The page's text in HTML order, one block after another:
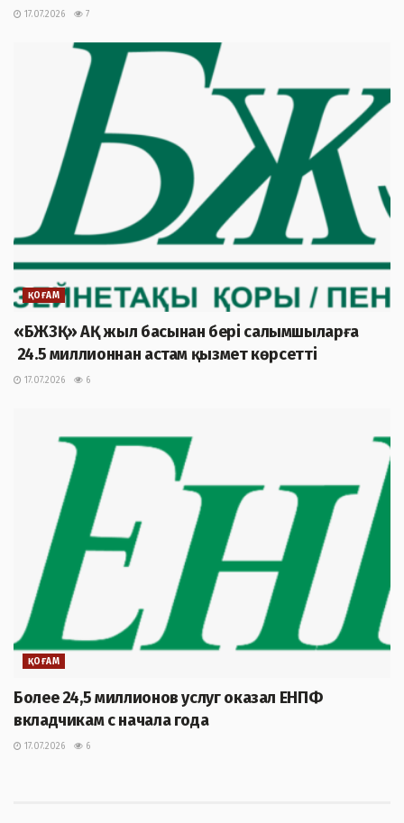
17.07.2026 7
ҚОҒАМ
«БЖЗҚ» АҚ жыл басынан бері салымшыларға
24.5 миллионнан астам қызмет көрсетті
17.07.2026 6
ҚОҒАМ
Более 24,5 миллионов услуг оказал ЕНПФ
вкладчикам с начала года
17.07.2026 6